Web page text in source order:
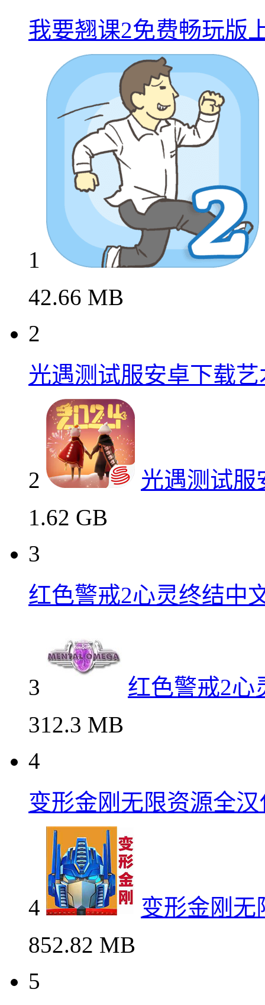
我要翘课2免费畅玩版
1
42.66 MB
2
光遇测试服安卓下载
2
光遇测试服
1.62 GB
3
红色警戒2心灵终结中
3
红色警戒2心
312.3 MB
4
变形金刚无限资源全汉
4
变形金刚无
852.82 MB
5